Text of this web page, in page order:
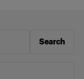
Search